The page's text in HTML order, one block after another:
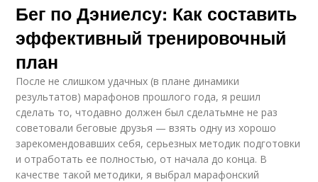
Бег по Дэниелсу: Как составить
эффективный тренировочный
план
После не слишком удачных (в плане динамики
результатов) марафонов прошлого года, я решил
сделать то, чтодавно должен был сделатьмне не раз
советовали беговые друзья — взять одну из хорошо
зарекомендовавших себя, серьезных методик подготовки
и отработать ее полностью, от начала до конца. В
качестве такой методики, я выбрал марафонский